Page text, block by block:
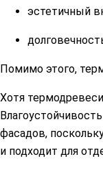
эстетичный
Помимо этого,
Хотя
фасадов,
и подходит для